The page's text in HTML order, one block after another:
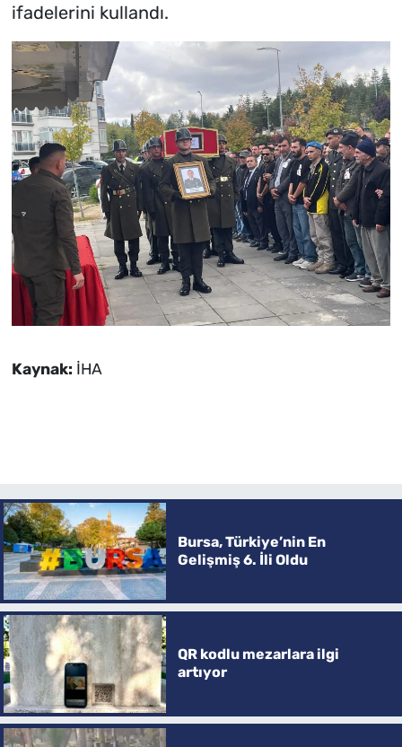
ifadelerini kullandı.
Kaynak: İHA
Bursa, Türkiye’nin En
Gelişmiş 6. İli Oldu
QR kodlu mezarlara ilgi
artıyor